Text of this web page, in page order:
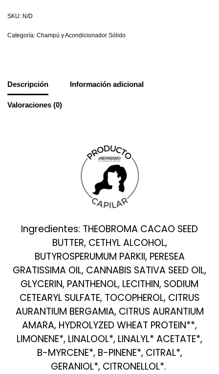
SKU: N/D
Categoría: Champú y Acondicionador Sólido
Descripción Información adicional
Valoraciones (0)
Ingredientes: THEOBROMA CACAO SEED
BUTTER, CETHYL ALCOHOL,
BUTYROSPERUMUM PARKII, PERESEA
GRATISSIMA OIL, CANNABIS SATIVA SEED OIL,
GLYCERIN, PANTHENOL, LECITHIN, SODIUM
CETEARYL SULFATE, TOCOPHEROL, CITRUS
AURANTIUM BERGAMIA, CITRUS AURANTIUM
AMARA, HYDROLYZED WHEAT PROTEIN**,
LIMONENE*, LINALOOL*, LINALYL* ACETATE*,
B-MYRCENE*, B-PINENE*, CITRAL*,
GERANIOL*, CITRONELLOL*.